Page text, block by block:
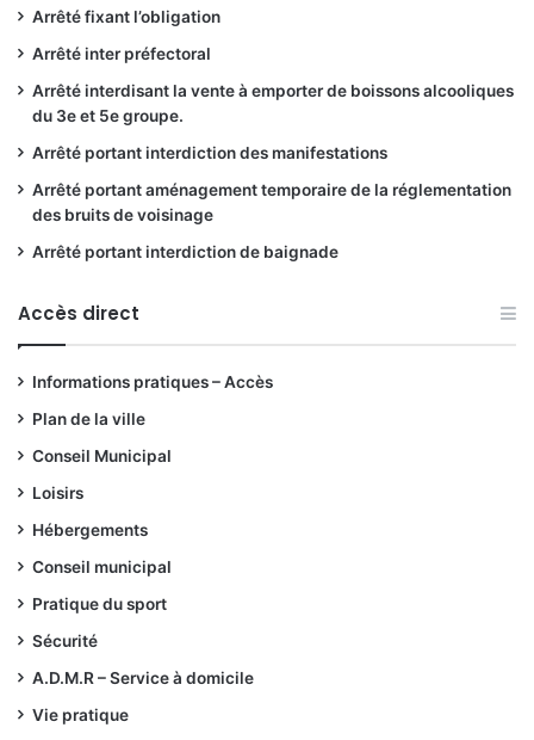
Arrêté fixant l’obligation
Arrêté inter préfectoral
Arrêté interdisant la vente à emporter de boissons alcooliques
du 3e et 5e groupe.
Arrêté portant interdiction des manifestations
Arrêté portant aménagement temporaire de la réglementation
des bruits de voisinage
Arrêté portant interdiction de baignade
Accès direct
Informations pratiques – Accès
Plan de la ville
Conseil Municipal
Loisirs
Hébergements
Conseil municipal
Pratique du sport
Sécurité
A.D.M.R – Service à domicile
Vie pratique